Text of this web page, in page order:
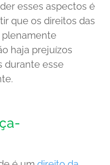
esses aspectos é
que os direitos das
haja prejuízos
durante esse